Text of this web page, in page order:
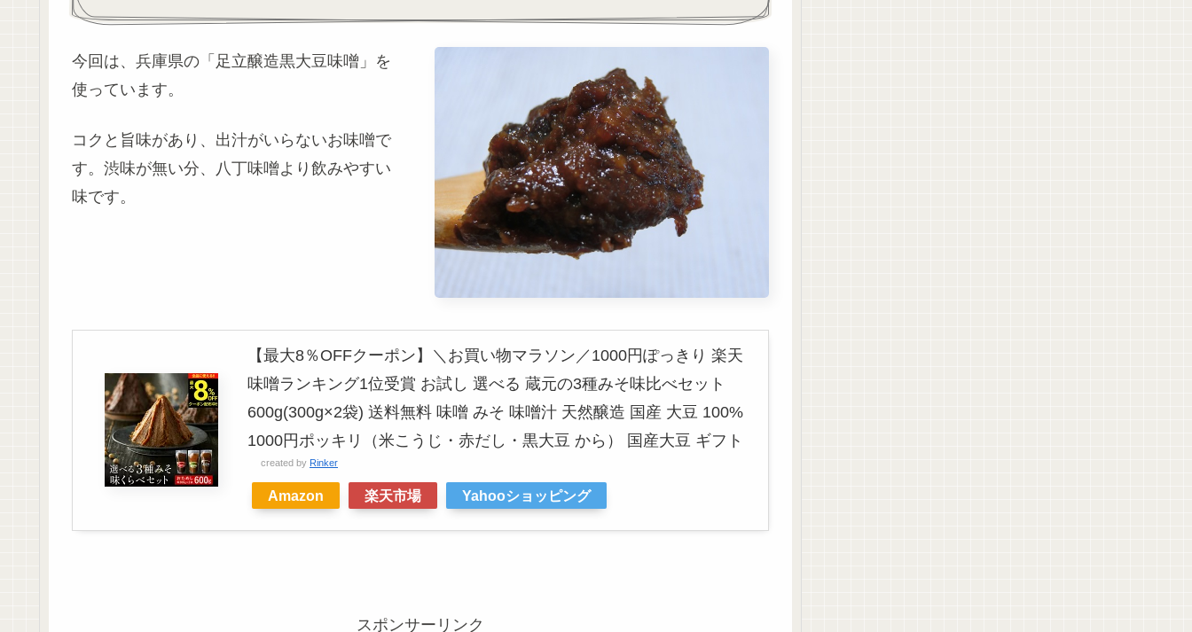
今回は、兵庫県の「足立醸造黒大豆味噌」を
使っています。
コクと旨味があり、出汁がいらないお味噌で
す。渋味が無い分、八丁味噌より飲みやすい
味です。
【最大8％OFFクーポン】＼お買い物マラソン／1000円ぽっきり 楽天
味噌ランキング1位受賞 お試し 選べる 蔵元の3種みそ味比べセット
600g(300g×2袋) 送料無料 味噌 みそ 味噌汁 天然醸造 国産 大豆 100%
1000円ポッキリ（米こうじ・赤だし・黒大豆 から） 国産大豆 ギフト
created by Rinker
Amazon 楽天市場 Yahooショッピング
スポンサーリンク